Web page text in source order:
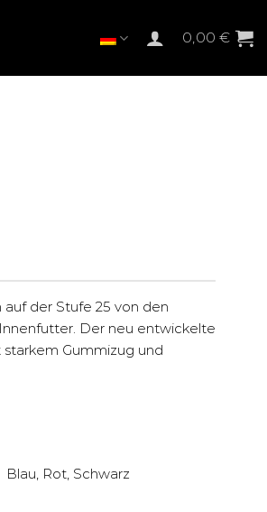
0,00€
der Stufe 25 von den
Der neu entwickelte
Gummizug und
Blau, Rot, Schwarz